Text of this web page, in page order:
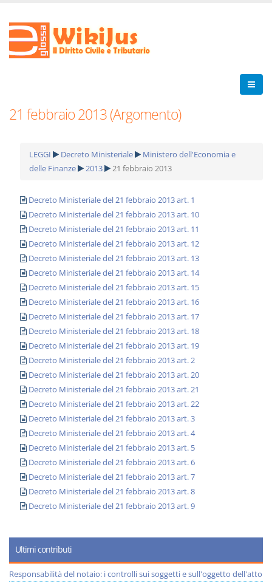
21 febbraio 2013 (Argomento)
LEGGI Decreto Ministeriale
Ministero dell'Economia e
delle Finanze
2013 21 febbraio 2013
Decreto Ministeriale del 21 febbraio 2013 art. 1
Decreto Ministeriale del 21 febbraio 2013 art. 10
Decreto Ministeriale del 21 febbraio 2013 art. 11
Decreto Ministeriale del 21 febbraio 2013 art. 12
Decreto Ministeriale del 21 febbraio 2013 art. 13
Decreto Ministeriale del 21 febbraio 2013 art. 14
Decreto Ministeriale del 21 febbraio 2013 art. 15
Decreto Ministeriale del 21 febbraio 2013 art. 16
Decreto Ministeriale del 21 febbraio 2013 art. 17
Decreto Ministeriale del 21 febbraio 2013 art. 18
Decreto Ministeriale del 21 febbraio 2013 art. 19
Decreto Ministeriale del 21 febbraio 2013 art. 2
Decreto Ministeriale del 21 febbraio 2013 art. 20
Decreto Ministeriale del 21 febbraio 2013 art. 21
Decreto Ministeriale del 21 febbraio 2013 art. 22
Decreto Ministeriale del 21 febbraio 2013 art. 3
Decreto Ministeriale del 21 febbraio 2013 art. 4
Decreto Ministeriale del 21 febbraio 2013 art. 5
Decreto Ministeriale del 21 febbraio 2013 art. 6
Decreto Ministeriale del 21 febbraio 2013 art. 7
Decreto Ministeriale del 21 febbraio 2013 art. 8
Decreto Ministeriale del 21 febbraio 2013 art. 9
Ultimi contributi
Responsabilità del notaio: i controlli sui soggetti e sull'oggetto dell'atto